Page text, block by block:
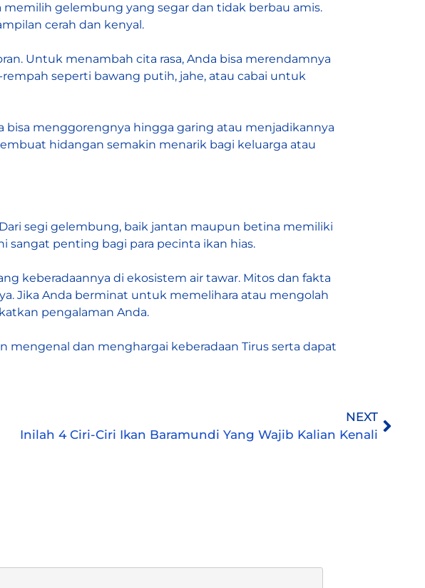
gelembung yang segar dan tidak berbau amis.
cerah dan kenyal.
Untuk menambah cita rasa, Anda bisa merendamnya
seperti bawang putih, jahe, atau cabai untuk
bisa menggorengnya hingga garing atau menjadikannya
hidangan semakin menarik bagi keluarga atau
segi gelembung, baik jantan maupun betina memiliki
sangat penting bagi para pecinta ikan hias.
keberadaannya di ekosistem air tawar. Mitos dan fakta
Jika Anda berminat untuk memelihara atau mengolah
pengalaman Anda.
mengenal dan menghargai keberadaan Tirus serta dapat
NEXT
Inilah 4 Ciri-Ciri Ikan Baramundi Yang Wajib Kalian Kenali